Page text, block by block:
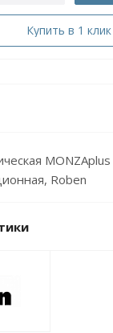
Купить в 1 клик
Roben